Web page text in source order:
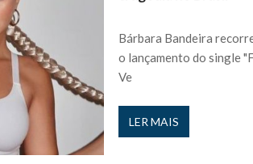
Bárbara Bandeira
o lançamento do single
Ve
LER MAIS